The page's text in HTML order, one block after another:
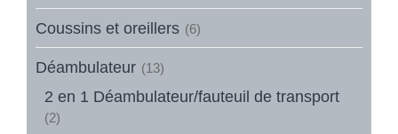
Coussins et oreillers (6)
Déambulateur (13)
2 en 1 Déambulateur/fauteuil de transport
(2)